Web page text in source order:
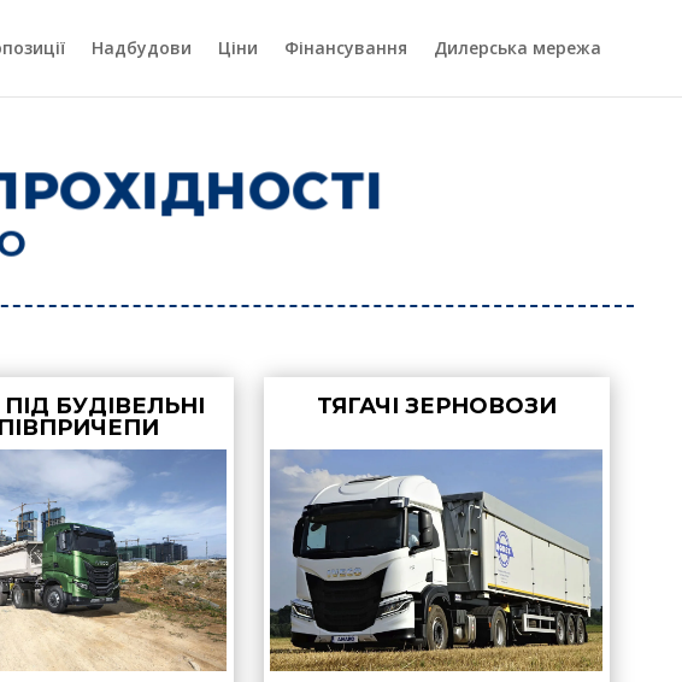
Надбудови Ціни Фінансування Дилерська мережа
ПІД БУДІВЕЛЬНІ
ТЯГАЧІ ЗЕРНОВОЗИ